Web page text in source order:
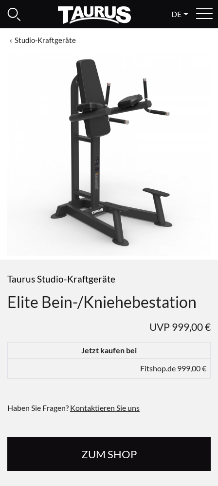
DE
Studio-Kraftgeräte
Taurus Studio-Kraftgeräte
Elite Bein-/Kniehebestation
UVP 999,00 €
Jetzt kaufen bei
Fitshop.de 999,00 €
Haben Sie Fragen? Kontaktieren Sie uns
ZUM SHOP